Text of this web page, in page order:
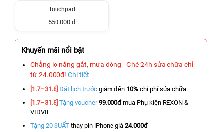
Touchpad
550.000 đ
Khuyến mãi nổi bật
Chẳng lo nắng gắt, mưa dông - Ghé 24h sửa chữa chỉ
từ 24.000đ! Chi tiết
[1.7–31.8] Đặt lịch trước giảm đến 10% chi phí sửa chữa
[1.7–31.8] Tặng voucher 99.000đmua Phụ kiện REXON &
VIDVIE
Tặng 20 SUẤT thay pin iPhone giá 24.000đ